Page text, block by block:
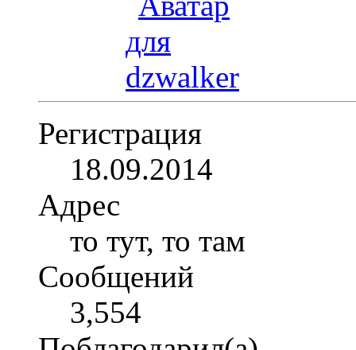
Регистрация
18.09.2014
Адрес
то тут, то там
Сообщений
3,554